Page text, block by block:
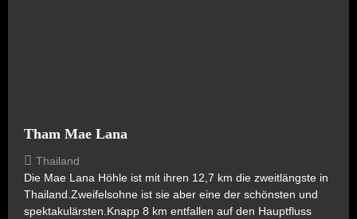
Tham Mae Lana
Thailand
Die Mae Lana Höhle ist mit ihren 12,7 km die zweitlängste in
Thailand.Zweifelsohne ist sie aber eine der schönsten und
spektakulärsten.Knapp 8 km entfallen auf den Hauptfluss